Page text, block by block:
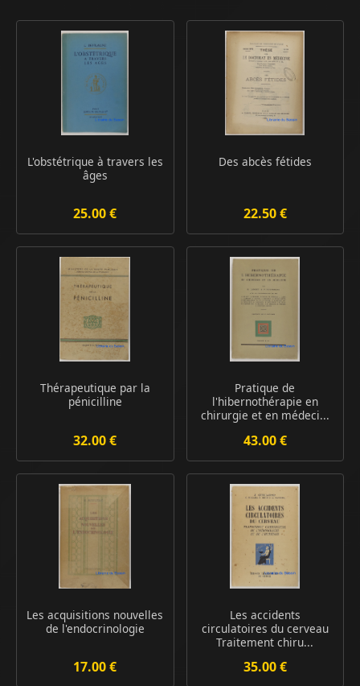
L'obstétrique à travers les
âges
25.00 €
Des abcès fétides
22.50 €
Thérapeutique par la
pénicilline
32.00 €
Pratique de
l'hibernothérapie en
chirurgie et en médeci...
43.00 €
Les acquisitions nouvelles
de l'endocrinologie
17.00 €
Les accidents
circulatoires du cerveau
Traitement chiru...
35.00 €